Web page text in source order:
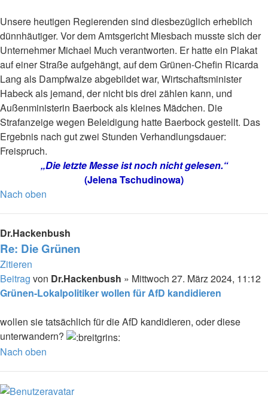
Unsere heutigen Regierenden sind diesbezüglich erheblich
dünnhäutiger. Vor dem Amtsgericht Miesbach musste sich der
Unternehmer Michael Much verantworten. Er hatte ein Plakat
auf einer Straße aufgehängt, auf dem Grünen-Chefin Ricarda
Lang als Dampfwalze abgebildet war, Wirtschaftsminister
Habeck als jemand, der nicht bis drei zählen kann, und
Außenministerin Baerbock als kleines Mädchen. Die
Strafanzeige wegen Beleidigung hatte Baerbock gestellt. Das
Ergebnis nach gut zwei Stunden Verhandlungsdauer:
Freispruch.
„Die letzte Messe ist noch nicht gelesen.“
(Jelena Tschudinowa)
Nach oben
Dr.Hackenbush
Re: Die Grünen
Zitieren
Beitrag von Dr.Hackenbush » Mittwoch 27. März 2024, 11:12
Grünen-Lokalpolitiker wollen für AfD kandidieren
wollen sie tatsächlich für die AfD kandidieren, oder diese
unterwandern?
Nach oben